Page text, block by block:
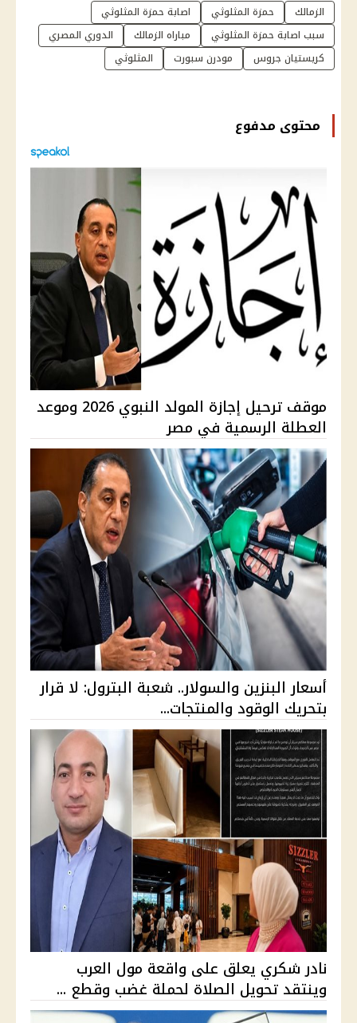
الزمالك حمزة المثلوثي
اصابة حمزة المثلوثي
سبب اصابة حمزة المثلوثي
مباراه الزمالك
الدوري المصري
كريستيان جروس
مودرن سبورت المثلوثي
محتوى مدفوع
موقف ترحيل إجازة المولد النبوي 2026 وموعد
العطلة الرسمية في مصر
أسعار البنزين والسولار.. شعبة البترول: لا قرار
بتحريك الوقود والمنتجات...
نادر شكري يعلق على واقعة مول العرب
وينتقد تحويل الصلاة لحملة غضب وقطع ...